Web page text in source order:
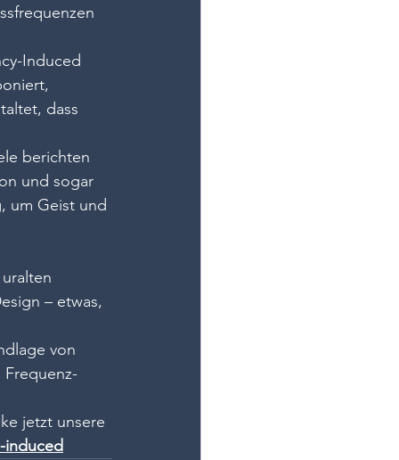
Induced
dass
berichten
und sogar
um Geist und
– etwas,
von
jetzt unsere